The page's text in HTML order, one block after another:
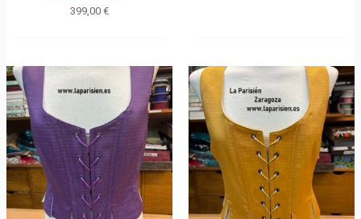
399,00 €